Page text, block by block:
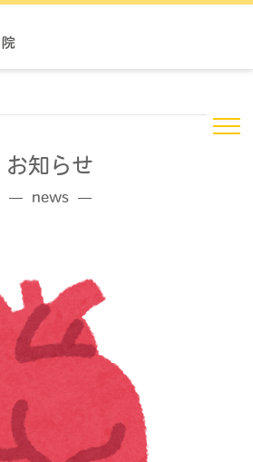
お知らせ
news